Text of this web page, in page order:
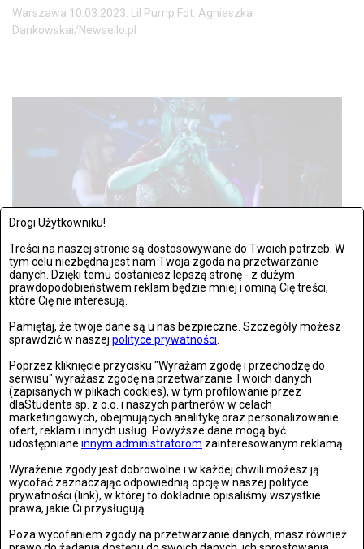
Drogi Użytkowniku!
Treści na naszej stronie są dostosowywane do Twoich potrzeb. W
tym celu niezbędna jest nam Twoja zgoda na przetwarzanie
danych. Dzięki temu dostaniesz lepszą stronę - z dużym
prawdopodobieństwem reklam będzie mniej i ominą Cię treści,
które Cię nie interesują.
Pamiętaj, że twoje dane są u nas bezpieczne. Szczegóły możesz
sprawdzić w naszej polityce prywatności
Poprzez kliknięcie przycisku "Wyrażam zgodę i przechodzę do
serwisu" wyrażasz zgodę na przetwarzanie Twoich danych
(zapisanych w plikach cookies), w tym profilowanie przez
dlaStudenta sp. z o.o. i naszych partnerów w celach
marketingowych, obejmujących analitykę oraz personalizowanie
ofert, reklam i innych usług. Powyższe dane mogą być
udostępniane innym administratorom zainteresowanym reklamą.
Wyrażenie zgody jest dobrowolne i w każdej chwili możesz ją
wycofać zaznaczając odpowiednią opcję w naszej polityce
prywatności (link), w której to dokładnie opisaliśmy wszystkie
prawa, jakie Ci przysługują.
Poza wycofaniem zgody na przetwarzanie danych, masz również
Warszawa 10.03.2023: Lil Pump Fot: Agnieszka
Dankowskai/Newsello.pl
ZDJĘĆ: 17
NIEDZIELA, 11 WRZEŚNIA 2022, 12:18
Warszawa: Garmarna zagrała w Warszawie
Olga Pawuła/Newsello.pl
POKAŻ KOLEJNE WYNIKI
OSTATNIO DODANE